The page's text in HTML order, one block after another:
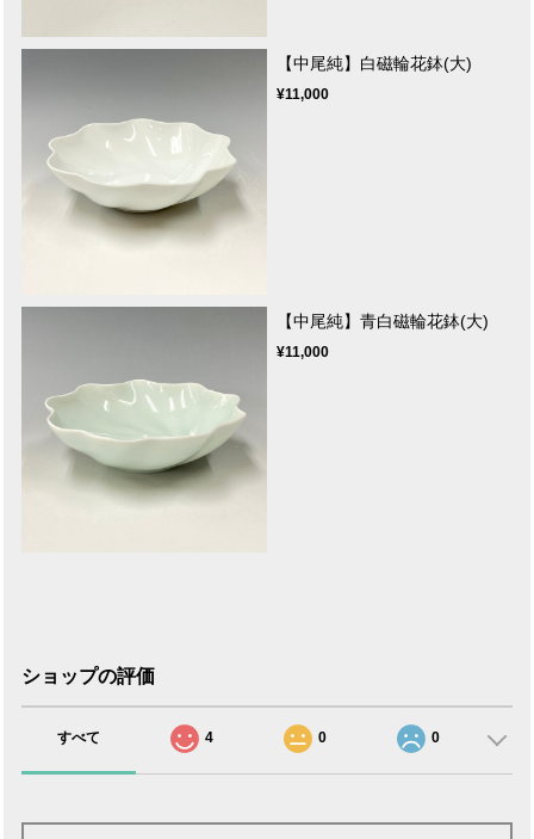
【中尾純】白磁輪花鉢(大)
¥11,000
【中尾純】青白磁輪花鉢(大)
¥11,000
ショップの評価
すべて 4 0 0